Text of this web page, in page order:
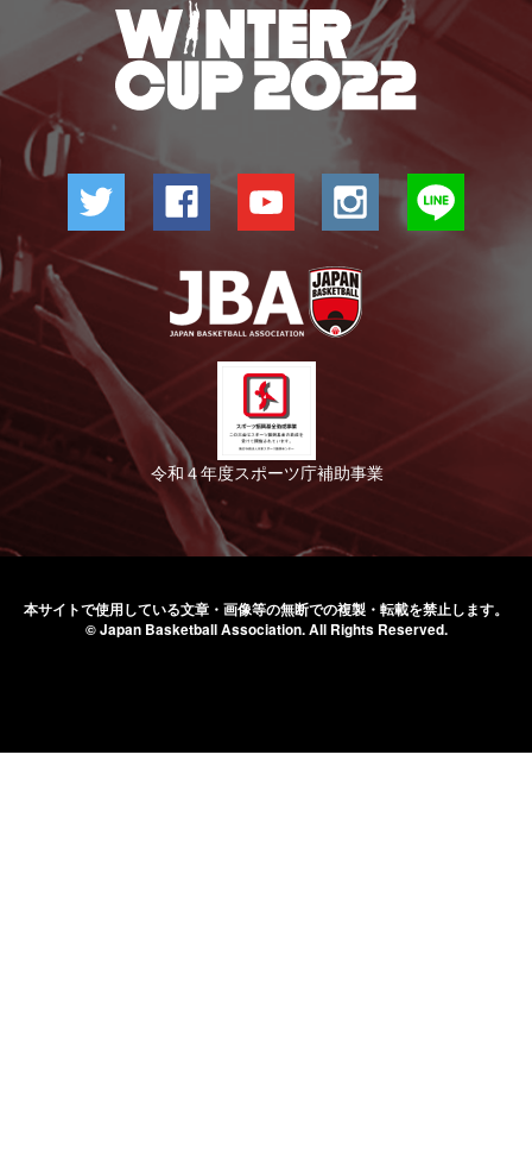
令和４年度スポーツ庁補助事業
本サイトで使用している文章・画像等の無断での複製・転載を禁止します。
© Japan Basketball Association.All Rights Reserved.